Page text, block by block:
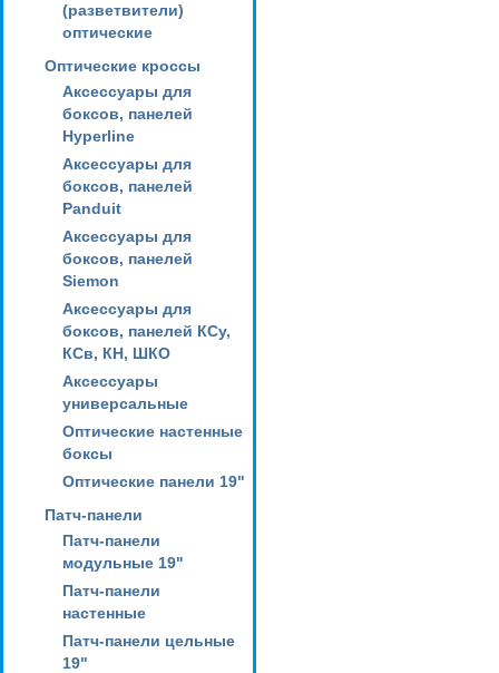
(разветвители)
оптические
Оптические кроссы
Аксессуары для
боксов, панелей
Hyperline
Аксессуары для
боксов, панелей
Panduit
Аксессуары для
боксов, панелей
Siemon
Аксессуары для
боксов, панелей КСу,
КСв, КН, ШКО
Аксессуары
универсальные
Оптические настенные
боксы
Оптические панели 19"
Патч-панели
Патч-панели
модульные 19"
Патч-панели
настенные
Патч-панели цельные
19"